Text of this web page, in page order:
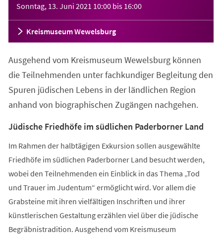
Sonntag, 13. Juni 2021 10:00 bis 16:00
Kreismuseum Wewelsburg
Ausgehend vom Kreismuseum Wewelsburg können
die Teilnehmenden unter fachkundiger Begleitung den
Spuren jüdischen Lebens in der ländlichen Region
anhand von biographischen Zugängen nachgehen.
Jüdische Friedhöfe im südlichen Paderborner Land
Im Rahmen der halbtägigen Exkursion sollen ausgewählte
Friedhöfe im südlichen Paderborner Land besucht werden,
wobei den Teilnehmenden ein Einblick in das Thema „Tod
und Trauer im Judentum“ ermöglicht wird. Vor allem die
Grabsteine mit ihren vielfältigen Inschriften und ihrer
künstlerischen Gestaltung erzählen viel über die jüdische
Begräbnistradition. Ausgehend vom Kreismuseum